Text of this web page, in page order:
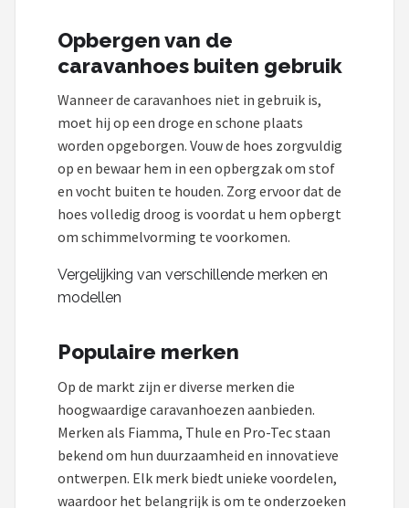
Opbergen van de
caravanhoes buiten gebruik
Wanneer de caravanhoes niet in gebruik is,
moet hij op een droge en schone plaats
worden opgeborgen. Vouw de hoes zorgvuldig
op en bewaar hem in een opbergzak om stof
en vocht buiten te houden. Zorg ervoor dat de
hoes volledig droog is voordat u hem opbergt
om schimmelvorming te voorkomen.
Vergelijking van verschillende merken en
modellen
Populaire merken
Op de markt zijn er diverse merken die
hoogwaardige caravanhoezen aanbieden.
Merken als Fiamma, Thule en Pro-Tec staan
bekend om hun duurzaamheid en innovatieve
ontwerpen. Elk merk biedt unieke voordelen,
waardoor het belangrijk is om te onderzoeken